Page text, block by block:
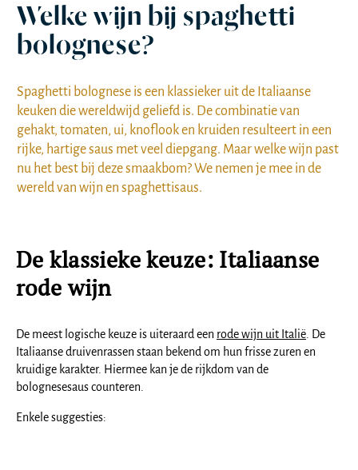
Welke wijn bij spaghetti
bolognese?
Spaghetti bolognese is een klassieker uit de Italiaanse
keuken die wereldwijd geliefd is. De combinatie van
gehakt, tomaten, ui, knoflook en kruiden resulteert in een
rijke, hartige saus met veel diepgang. Maar welke wijn past
nu het best bij deze smaakbom? We nemen je mee in de
wereld van wijn en spaghettisaus.
De klassieke keuze: Italiaanse
rode wijn
De meest logische keuze is uiteraard een rode wijn uit Italië . De
Italiaanse druivenrassen staan bekend om hun frisse zuren en
kruidige karakter. Hiermee kan je de rijkdom van de
bolognesesaus counteren.
Enkele suggesties: